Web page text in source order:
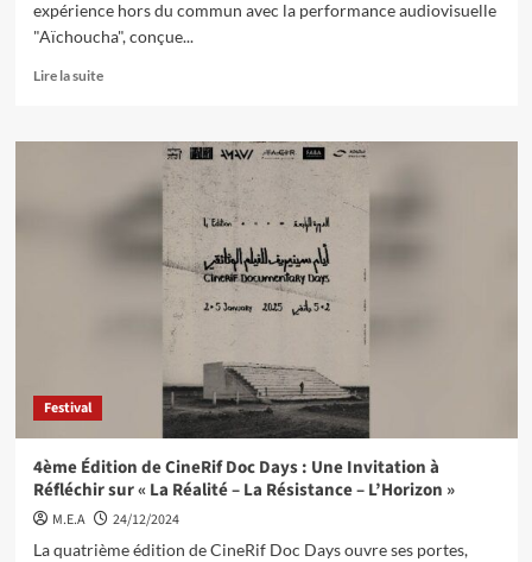
expérience hors du commun avec la performance audiovisuelle
"Aïchoucha", conçue...
Lire la suite
Festival
4ème Édition de CineRif Doc Days : Une Invitation à
Réfléchir sur « La Réalité – La Résistance – L’Horizon »
M.E.A
24/12/2024
La quatrième édition de CineRif Doc Days ouvre ses portes,